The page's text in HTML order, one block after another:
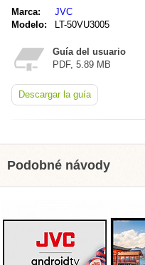
Marca:
JVC
Modelo:
LT-50VU3005
Guía del usuario
PDF, 5.89 MB
Descargar la guía
Podobné návody